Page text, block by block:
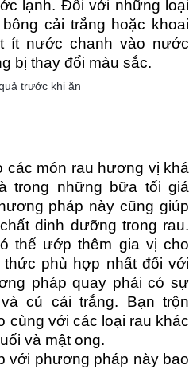
lạnh. Đối với những loại
cải trắng hoặc khoai
ít nước chanh vào nước
bị thay đổi màu sắc.
các món rau hương vị khá
trong những bữa tối giá
pháp này cũng giúp
dinh dưỡng trong rau.
thể ướp thêm gia vị cho
phù hợp nhất đối với
pháp quay phải có sự
củ cải trắng. Bạn trộn
cùng với các loại rau khác
và mật ong.
với phương pháp này bao